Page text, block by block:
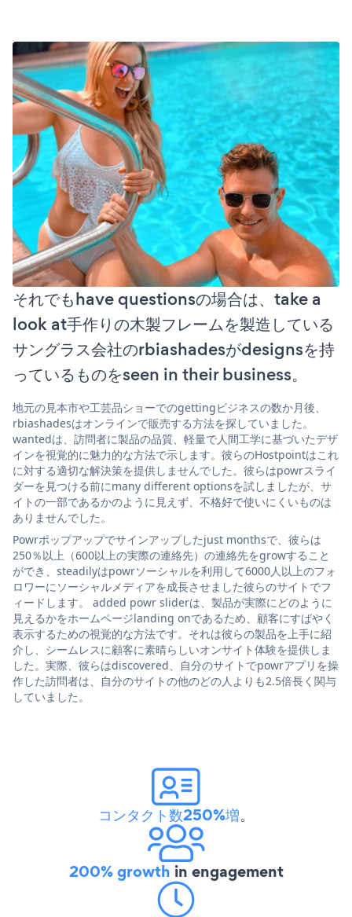
それでもhave questionsの場合は、take a
look at手作りの木製フレームを製造している
サングラス会社のrbiashadesがdesignsを持
っているものをseen in their business。
地元の見本市や工芸品ショーでのgettingビジネスの数か月後、
rbiashadesはオンラインで販売する方法を探していました。
wantedは、訪問者に製品の品質、軽量で人間工学に基づいたデザ
インを視覚的に魅力的な方法で示します。彼らのHostpointはこれ
に対する適切な解決策を提供しませんでした。彼らはpowrスライ
ダーを見つける前にmany different optionsを試しましたが、サ
イトの一部であるかのように見えず、不格好で使いにくいものは
ありませんでした。
Powrポップアップでサインアップしたjust monthsで、彼らは
250％以上（600以上の実際の連絡先）の連絡先をgrowすること
ができ、steadilyはpowrソーシャルを利用して6000人以上のフォ
ロワーにソーシャルメディアを成長させました彼らのサイトでフ
ィードします。 added powr sliderは、製品が実際にどのように
見えるかをホームページlanding onであるため、顧客にすばやく
表示するための視覚的な方法です。それは彼らの製品を上手に紹
介し、シームレスに顧客に素晴らしいオンサイト体験を提供しま
した。実際、彼らはdiscovered、自分のサイトでpowrアプリを操
作した訪問者は、自分のサイトの他のどの人よりも2.5倍長く関与
していました。
コンタクト数250%増。
200% growth in engagement